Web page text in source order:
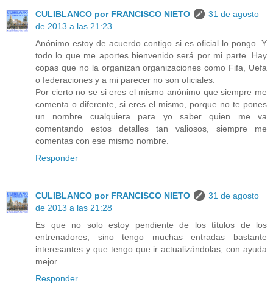
CULIBLANCO por FRANCISCO NIETO
31 de agosto
de 2013 a las 21:23
Anónimo estoy de acuerdo contigo si es oficial lo pongo. Y
todo lo que me aportes bienvenido será por mi parte. Hay
copas que no la organizan organizaciones como Fifa, Uefa
o federaciones y a mi parecer no son oficiales.
Por cierto no se si eres el mismo anónimo que siempre me
comenta o diferente, si eres el mismo, porque no te pones
un nombre cualquiera para yo saber quien me va
comentando estos detalles tan valiosos, siempre me
comentas con ese mismo nombre.
Responder
CULIBLANCO por FRANCISCO NIETO
31 de agosto
de 2013 a las 21:28
Es que no solo estoy pendiente de los títulos de los
entrenadores, sino tengo muchas entradas bastante
interesantes y que tengo que ir actualizándolas, con ayuda
mejor.
Responder